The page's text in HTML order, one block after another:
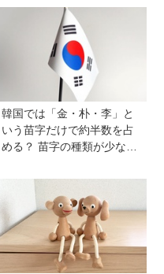
題】
韓国では「金・朴・李」と
いう苗字だけで約半数を占
める？ 苗字の種類が少ない
際問題】